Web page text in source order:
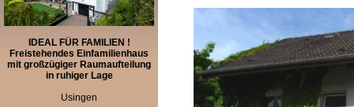
IDEAL FÜR FAMILIEN !
Freistehendes Einfamilienhaus
mit großzügiger Raumaufteilung
in ruhiger Lage
Usingen